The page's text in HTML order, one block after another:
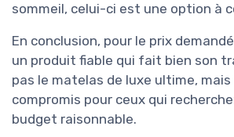
sommeil, celui-ci est une option à
En conclusion, pour le prix
un produit fiable qui fait bien son
pas le matelas de luxe ultime,
compromis pour ceux qui
budget raisonnable.